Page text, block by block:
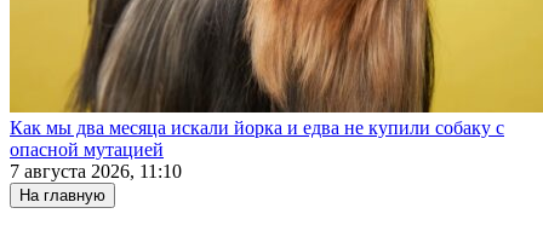
Как мы два месяца искали йорка и едва не купили собаку с
опасной мутацией
7 августа 2026, 11:10
На главную